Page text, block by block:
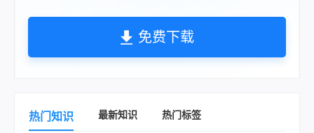
免费下载
热门知识 最新知识 热门标签